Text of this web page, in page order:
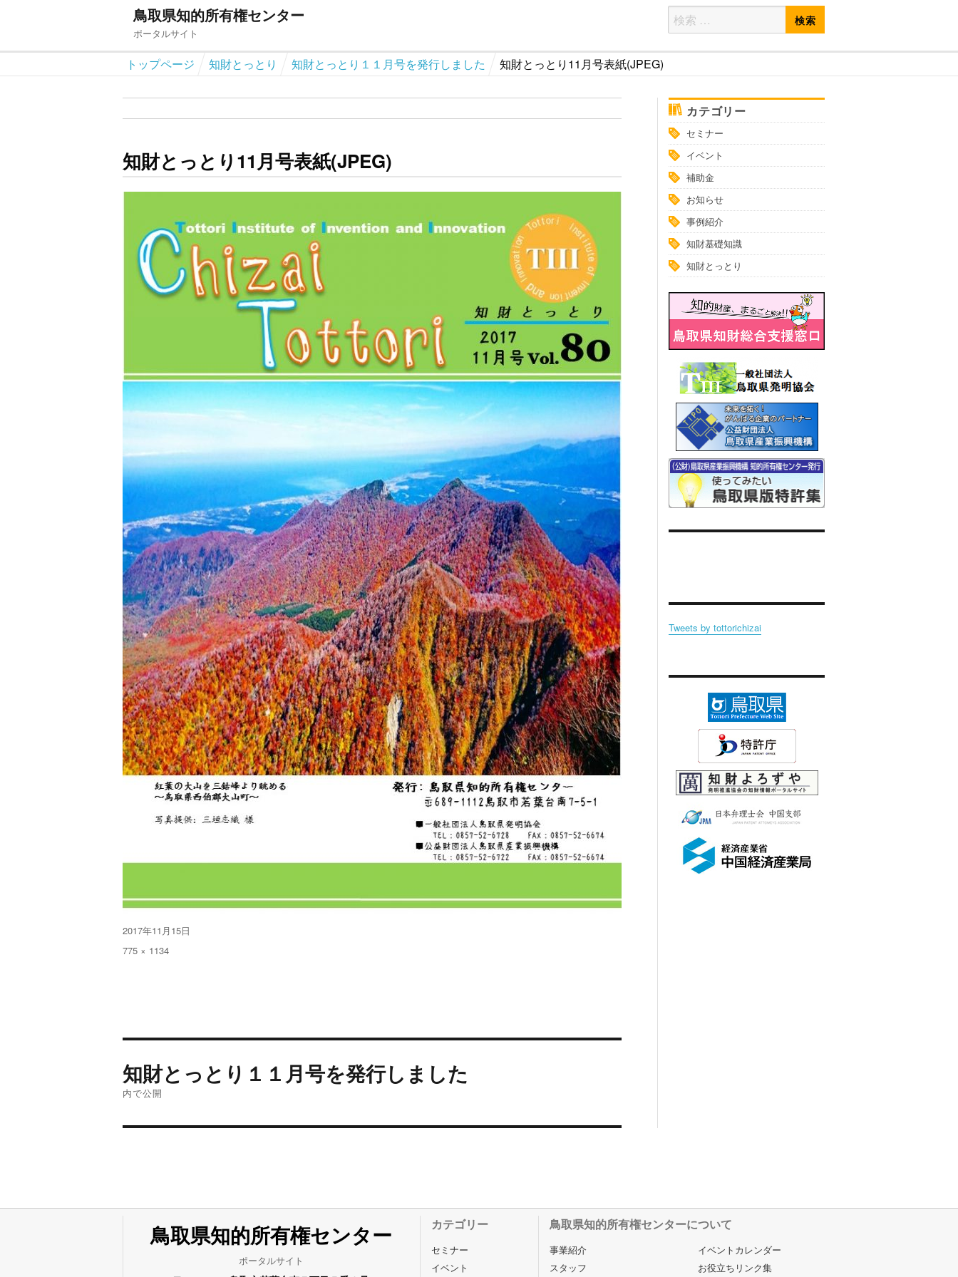
鳥取県知的所有権センター
ポータルサイト
検
索
対
トップページ 知財とっとり 知財とっとり１１月号を発行しました 知財とっとり11月号表紙(JPEG)
知財とっとり11月号表紙(JPEG)
投
稿
2017年11月15日
フ
775 × 1134
投
稿
ナ
ゲ
知財とっとり１１月号を発行しました
内で公開
カテゴリー
セミナー
イベント
補助金
お知らせ
事例紹介
知財基礎知識
知財とっとり
Tweets by tottorichizai
鳥取県知的所有権センター
ポータルサイト
カテゴリー
セミナー
イベント
鳥取県知的所有権センターについて
事業紹介
スタッフ
イベントカレンダー
お役立ちリンク集